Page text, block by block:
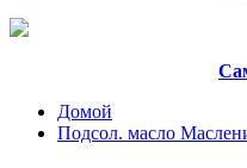
Домой
Подсол. масло